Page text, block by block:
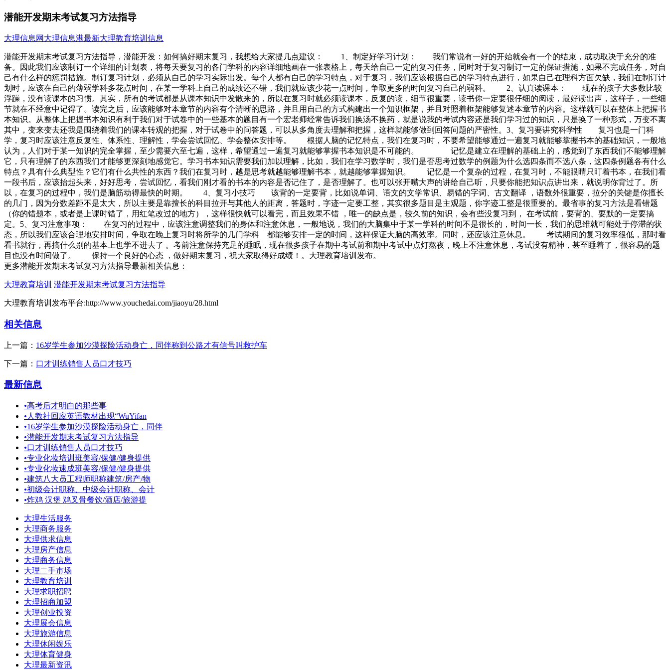
潜能开发期末考试复习方法指导
大理信息网 大理信息港最新大理教育培训信息
潜能开发期末考试复习方法指导，潜能开发：如何搞好期末复习，我想给大家提几点建议： 1、制定好学习计划： 我们常说有一好的开始就会有一个的结束，成功取决于充分的准
备。因此我们应该制订一个详细的计划表，将每天要复习的各门学科的内容详细地画在一张表格上，每天给自己一定的复习任务，同时对于复习制订一定的保证措施，如果不完成任务，对自
己有什么样的惩罚措施。制订复习计划，必须从自己的学习实际出发。每个人都有自己的学习特点，对于复习，我们应该根据自己的学习特点进行，如果自己在理科方面欠缺，我们在制订计
划时，应该在自己的薄弱学科多花点时间，在某一学科上自己的成绩还不错，我们就应该少花一点时间，争取更多的时间复习自己的弱科。 2、认真读课本： 现在的孩子大多数比较
浮躁，没有读课本的习惯。其实，所有的考试都是从课本知识中发散来的，所以在复习时就必须读课本，反复的读，细节很重要，读书你一定要很仔细的阅读，最好读出声，这样子，一些细
节就在不经意中记得了。读完之后，应该能够对本章节的内容有个清晰的思路，并且用自己的方式构建出一个知识框架，并且对照着框架能够复述本章节的内容。这样就可以在整体上把握书
本知识。从整体上把握书本知识有利于我们对于试卷中的一些基本的题目有一个宏老师经常告诉我们换汤不换药，就是说我的考试内容还是我们学习过的知识，只是换了一种形式，万变不离
其中，变来变去还我是围绕着我们的课本转观的把握，对于试卷中的问答题，可以从多角度去理解和把握，这样就能够做到回答问题的严密性。3、复习要讲究科学性 复习也是一门科
学，复习时应该注意反复性、体系性、理解性，学会尝试回忆、学会整体安排等。 根据人脑的记忆特点，我们在复习时，不要希望能够通过一遍复习就能够掌握书本的基础知识，一般地
认为，人们对于某一知识的完全掌握，至少需要六至七遍，这样，希望通过一遍复习就能够掌握书本知识是不可能的。 记忆是建立在理解的基础上的，感觉到了东西我们不能够理解
它，只有理解了的东西我们才能够更深刻地感觉它。学习书本知识需要我们加以理解，比如，我们在学习数学时，我们是否思考过数学的例题为什么选四条而不选八条，这四条例题各有什么
特点？具有什么典型性？它们有什么共性的东西？我们在复习时，越是思考就越能够理解书本，就越能够掌握知识。 记忆是一个复杂的过程，在复习时，不能眼睛只盯着书本，在我们看
一段书后，应该抬起头来，好好思考，尝试回忆，看我们刚才看的书本的内容是否记住了，是否理解了。也可以张开嘴大声的讲给自己听，只要你能把知识点讲出来，就说明你背过了。所
以，在复习的过程中，我们是脑筋动得最快的时期。 4、复习小技巧 该背的一定要背，比如说单词、语文的文学常识、易错的字词、古文翻译 ，语数外很重要，拉分的关键是你擅长
的几门，因为分数差距不是太大，所以主要是靠擅长的科目拉开与其他人的距离，答题时，字迹一定要工整，其实很多题目是主观题，你字迹工整是很重要的。最省事的复习方法是看错题
（你的错题本，或者是上课时错了，用红笔改过的地方），这样很快就可以看完，而且效果不错 ，唯一的缺点是，较久前的知识，会有些没复习到， 在考试前，要背的、要默的一定要搞
定。5、复习注意事项： 在复习的过程中，应该注意调整我们的身体和注意休息，一般地说，我们的大脑集中于某一学科的时间不是很长的，时间一长，我们的思维就可能处于停滞的状
态，所以我们应该合理地安排时间，争取在晚上复习时将所学的几门学科 都能够安排一定的时间，这样保证大脑的高效率。同时，还应该注意休息。 考试期间的复习效率很低，那时看
看书就行，再搞什么别的基本上也学不进去了 。考前注意保持充足的睡眠，现在很多孩子在期中考试前和期中考试中点灯熬夜，晚上不注意休息，考试没有精神，甚至睡着了，很容易的题
目也没有时间做了。 保持一个良好的心态 ，做好期末复习，祝大家取得好成绩！。大理教育培训发布。
更多潜能开发期末考试复习方法指导最新相关信息：
大理教育培训 潜能开发期末考试复习方法指导
大理教育培训发布平台:http://www.youchedai.com/jiaoyu/28.html
相关信息
上一篇： 16岁学生参加沙漠探险活动身亡，同伴称到公路才有信号叫救护车
下一篇： 口才训练销售人员口才技巧
最新信息
•高考后才明白的那些事
• 人教社回应英语教材出现“WuYifan
•16岁学生参加沙漠探险活动身亡，同伴
•潜能开发期末考试复习方法指导
•口才训练销售人员口才技巧
•专业化妆培训班美容/保健/健身提供
•专业化妆速成班美容/保健/健身提供
•建筑八大员工程师职称建筑/房产/物
•初级会计职称、中级会计职称、会计
•炸鸡 汉堡 鸡叉骨餐饮/酒店/旅游提
大理生活服务
大理商务服务
大理供求信息
大理房产信息
大理商务信息
大理二手市场
大理教育培训
大理求职招聘
大理招商加盟
大理创业投资
大理展会信息
大理旅游信息
大理休闲娱乐
大理体育健身
大理最新资讯